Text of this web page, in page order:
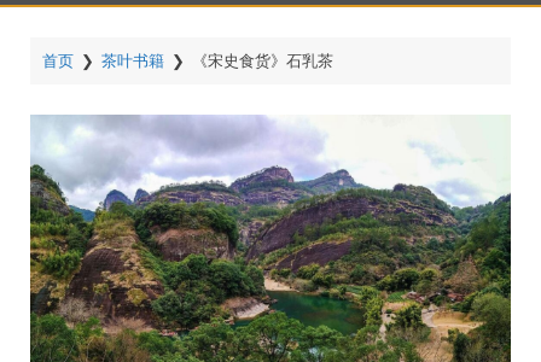
首页 ❯ 茶叶书籍 ❯ 《宋史食货》石乳茶